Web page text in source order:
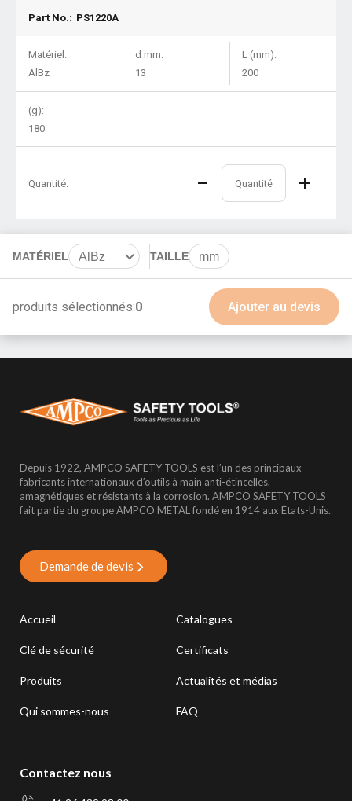
Part No.: PS1220A
Matériel:
AlBz
d mm:
13
L (mm):
200
(g):
180
Quantité:
MATÉRIEL
BeCu
AlBz TAILLE mm
produits sélectionnés:0 Ajouter au devis
Depuis 1922, AMPCO SAFETY TOOLS est l’un des principaux
fabricants internationaux d’outils à main anti-étincelles,
amagnétiques et résistants à la corrosion. AMPCO SAFETY TOOLS
fait partie du groupe AMPCO METAL fondé en 1914 aux États-Unis.
Demande de devis
Accueil
Clé de sécurité
Produits
Qui sommes-nous
Catalogues
Certificats
Actualités et médias
FAQ
Contactez nous